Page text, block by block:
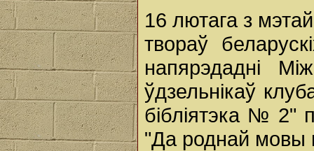
16 лютага з
твораў
напярэдадні
ўдзельнікаў
бібліятэка № 2"
"Да роднай мовы